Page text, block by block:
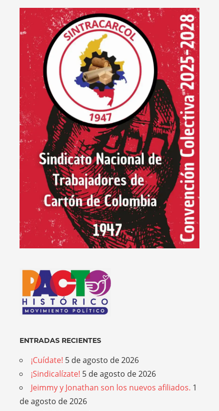
ENTRADAS RECIENTES
¡Cuídate! 5 de agosto de 2026
¡Sindicalízate! 5 de agosto de 2026
Jeimmy y Jonathan son los nuevos afiliados. 1
de agosto de 2026